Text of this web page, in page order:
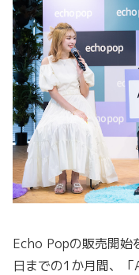
Echo Popの販売開
日までの1か月間、